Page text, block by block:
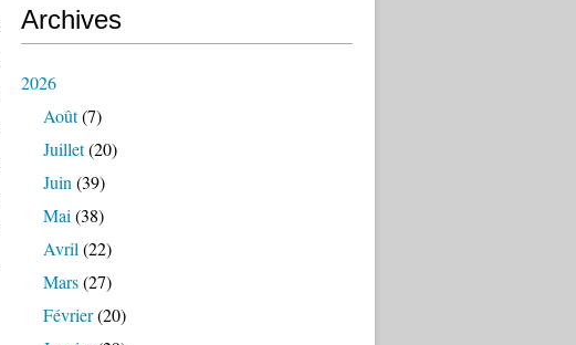
Archives
2026
Août(7)
Juillet(20)
Juin (39)
Mai (38)
Avril (22)
Mars(27)
Février(20)